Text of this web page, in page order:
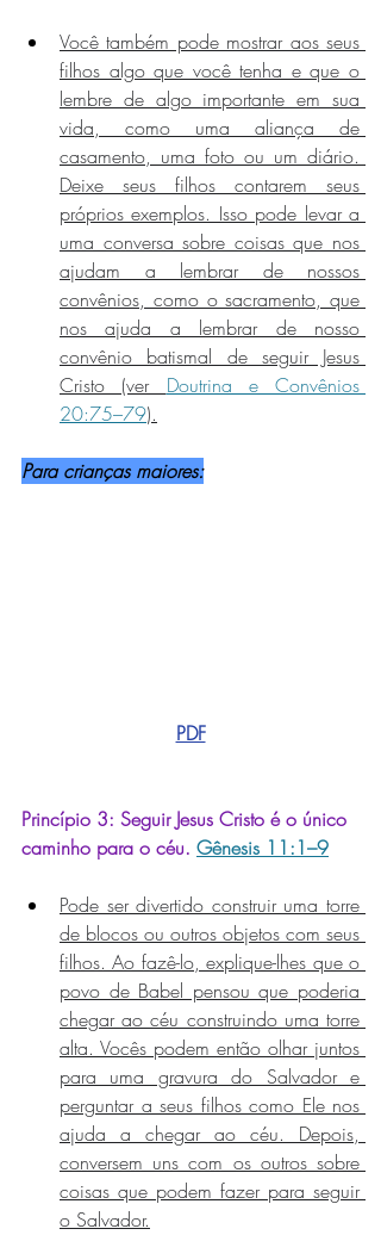
Você também pode mostrar aos seus
filhos algo que você tenha e que o
lembre de algo importante em sua
vida, como uma aliança de
casamento, uma foto ou um diário.
Deixe seus filhos contarem seus
próprios exemplos. Isso pode levar a
uma conversa sobre coisas que nos
ajudam a lembrar de nossos
convênios, como o sacramento, que
nos ajuda a lembrar de nosso
convênio batismal de seguir Jesus
Cristo (ver Doutrina e Convênios
20:75–79).
Para crianças maiores:
PDF
Princípio 3: Seguir Jesus Cristo é o único
caminho para o céu. Gênesis 11:1–9
Pode ser divertido construir uma torre
de blocos ou outros objetos com seus
filhos. Ao fazê-lo, explique-lhes que o
povo de Babel pensou que poderia
chegar ao céu construindo uma torre
alta. Vocês podem então olhar juntos
para uma gravura do Salvador e
perguntar a seus filhos como Ele nos
ajuda a chegar ao céu. Depois,
conversem uns com os outros sobre
coisas que podem fazer para seguir
o Salvador.